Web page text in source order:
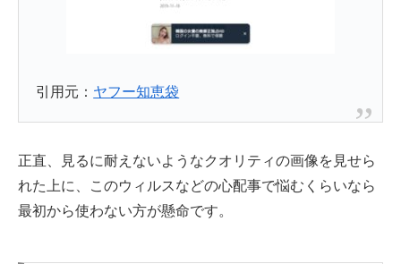
引用元： ヤフー知恵袋
正直、見るに耐えないようなクオリティの画像を見せら
れた上に、このウィルスなどの心配事で悩むくらいなら
最初から使わない方が懸命です。